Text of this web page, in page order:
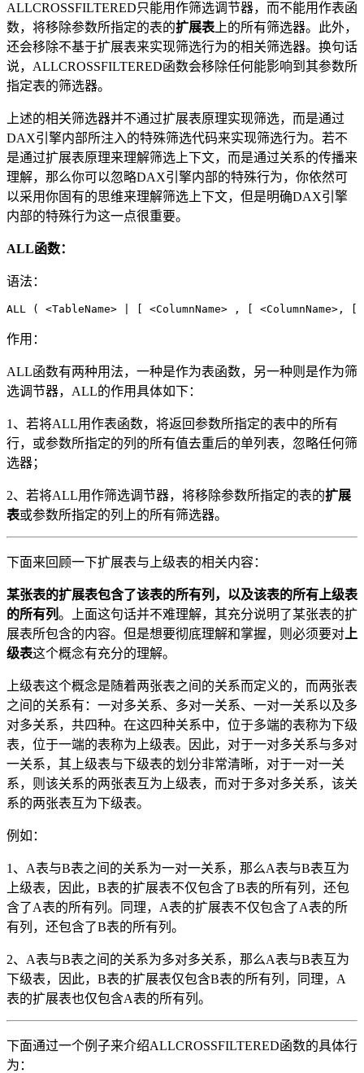
ALLCROSSFILTERED只能用作筛选调节器，而不能用作表函
数，将移除参数所指定的表的扩展表 上的所有筛选器。此外，
还会移除不基于扩展表来实现筛选行为的相关筛选器。换句话
说，ALLCROSSFILTERED函数会移除任何能影响到其参数所
指定表的筛选器。
上述的相关筛选器并不通过扩展表原理实现筛选，而是通过
DAX引擎内部所注入的特殊筛选代码来实现筛选行为。若不
是通过扩展表原理来理解筛选上下文，而是通过关系的传播来
理解，那么你可以忽略DAX引擎内部的特殊行为，你依然可
以采用你固有的思维来理解筛选上下文，但是明确DAX引擎
内部的特殊行为这一点很重要。
ALL函数：
语法：
ALL ( <TableName> | [ <ColumnName> , [
作用：
ALL函数有两种用法，一种是作为表函数，另一种则是作为筛
选调节器，ALL的作用具体如下：
1、若将ALL用作表函数，将返回参数所指定的表中的所有
行，或参数所指定的列的所有值去重后的单列表，忽略任何筛
选器；
2、若将ALL用作筛选调节器，将移除参数所指定的表的扩展
表或参数所指定的列上的所有筛选器。
下面来回顾一下扩展表与上级表的相关内容：
某张表的扩展表包含了该表的所有列，以及该表的所有上级表
的所有列。上面这句话并不难理解，其充分说明了某张表的扩
展表所包含的内容。但是想要彻底理解和掌握，则必须要对 上
级表这个概念有充分的理解。
上级表这个概念是随着两张表之间的关系而定义的，而两张表
之间的关系有：一对多关系、多对一关系、一对一关系以及多
对多关系，共四种。在这四种关系中，位于多端的表称为下级
表，位于一端的表称为上级表。因此，对于一对多关系与多对
一关系，其上级表与下级表的划分非常清晰，对于一对一关
系，则该关系的两张表互为上级表，而对于多对多关系，该关
系的两张表互为下级表。
例如：
1、A表与B表之间的关系为一对一关系，那么A表与B表互为
上级表，因此，B表的扩展表不仅包含了B表的所有列，还包
含了A表的所有列。同理，A表的扩展表不仅包含了A表的所
有列，还包含了B表的所有列。
2、A表与B表之间的关系为多对多关系，那么A表与B表互为
下级表，因此，B表的扩展表仅包含B表的所有列，同理，A
表的扩展表也仅包含A表的所有列。
下面通过一个例子来介绍ALLCROSSFILTERED函数的具体行
为：